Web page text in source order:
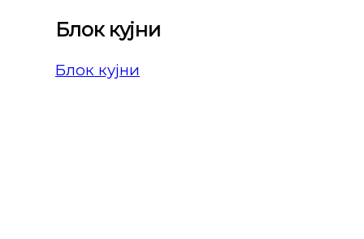
Блок кујни
Блок кујни